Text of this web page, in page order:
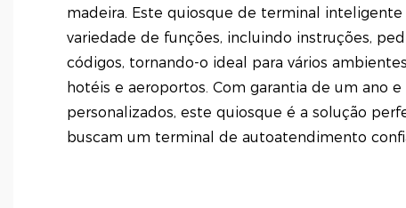
madeira. Este quiosque de terminal
variedade de funções, incluindo instruções,
códigos, tornando-o ideal para vários
hotéis e aeroportos. Com garantia de um ano
personalizados, este quiosque é a solução
buscam um terminal de autoatendimento